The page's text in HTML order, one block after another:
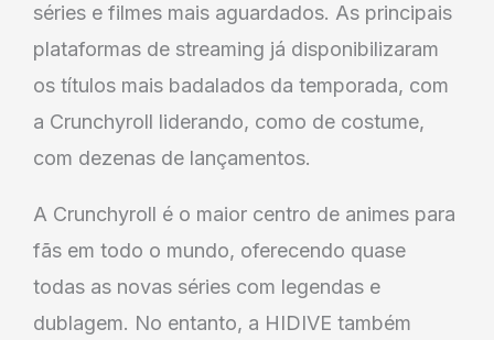
séries e filmes mais aguardados. As principais
plataformas de streaming já disponibilizaram
os títulos mais badalados da temporada, com
a Crunchyroll liderando, como de costume,
com dezenas de lançamentos.
A Crunchyroll é o maior centro de animes para
fãs em todo o mundo, oferecendo quase
todas as novas séries com legendas e
dublagem. No entanto, a HIDIVE também